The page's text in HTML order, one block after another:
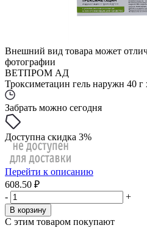
Внешний вид товара может
фотографии
ВЕТПРОМ АД
Троксиметацин гель наружн 40 г
Забрать можно сегодня
Доступна скидка 3%
Перейти к описанию
608.50 ₽
-
+
В корзину
С этим товаром покупают